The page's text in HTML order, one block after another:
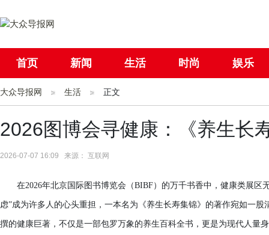
首页 新闻 生活 时尚 娱乐
社会 国际
大众导报网 生活 正文
2026图博会寻健康：《养生长
2026-07-07 16:09 来源： 互联网
在2026年北京国际图书博览会（BIBF）的万千书香中，健康类展
虑”成为许多人的心头重担，一本名为《养生长寿集锦》的著作宛如一
撰的健康巨著，不仅是一部包罗万象的养生百科全书，更是为现代人量